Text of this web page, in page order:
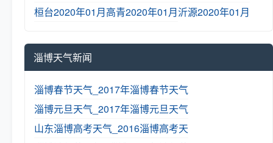
桓台2020年01月高青2020年01月沂源2020年01月
淄博天气新闻
淄博春节天气_2017年淄博春节天气
淄博元旦天气_2017年淄博元旦天气
山东淄博高考天气_2016淄博高考天